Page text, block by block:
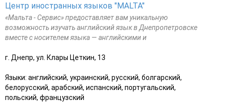
Центр иностранных языков "MALTA"
«Мальта - Сервис» предоставляет вам уникальную
возможность изучать английский язык в Днепропетровске
вместе с носителем языка — английскими и
г. Днепр, ул. Клары Цеткин, 13
Языки: английский, украинский, русский, болгарский,
белорусский, арабский, испанский, португальский,
польский, французский